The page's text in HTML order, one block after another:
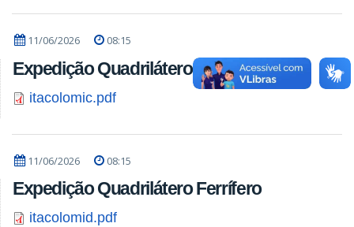
11/06/2026 08:15
Expedição Quadrilátero Ferrífero
itacolomic.pdf
11/06/2026 08:15
Expedição Quadrilátero Ferrífero
itacolomid.pdf